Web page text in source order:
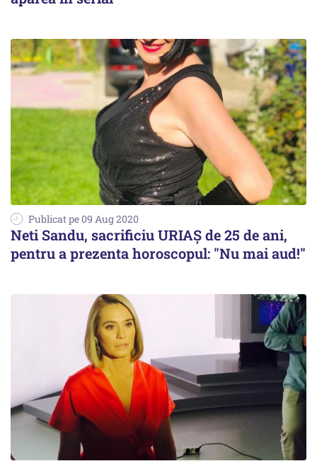
Publicat pe 09 Aug 2020
Neti Sandu, sacrificiu URIAȘ de 25 de ani,
pentru a prezenta horoscopul: "Nu mai aud!"